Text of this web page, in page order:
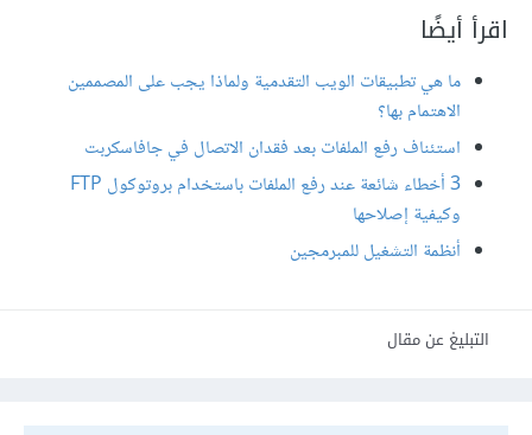
اقرأ أيضًا
ما هي تطبيقات الويب التقدمية ولماذا يجب على المصممين
الاهتمام بها؟
استئناف رفع الملفات بعد فقدان الاتصال في جافاسكربت
3 أخطاء شائعة عند رفع الملفات باستخدام بروتوكول FTP
وكيفية إصلاحها
أنظمة التشغيل للمبرمجين
التبليغ عن مقال